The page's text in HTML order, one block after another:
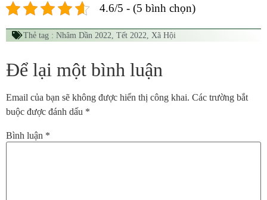
4.6/5 - (5 bình chọn)
Thẻ tag : Nhâm Dần 2022 Tết 2022 Xã Hội
Để lại một bình luận
Email của bạn sẽ không được hiển thị công khai. Các trường bắt
buộc được đánh dấu *
Bình luận *